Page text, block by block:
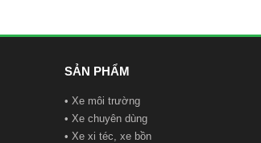
SẢN PHẨM
• Xe môi trường
• Xe chuyên dùng
• Xe xi téc, xe bồn